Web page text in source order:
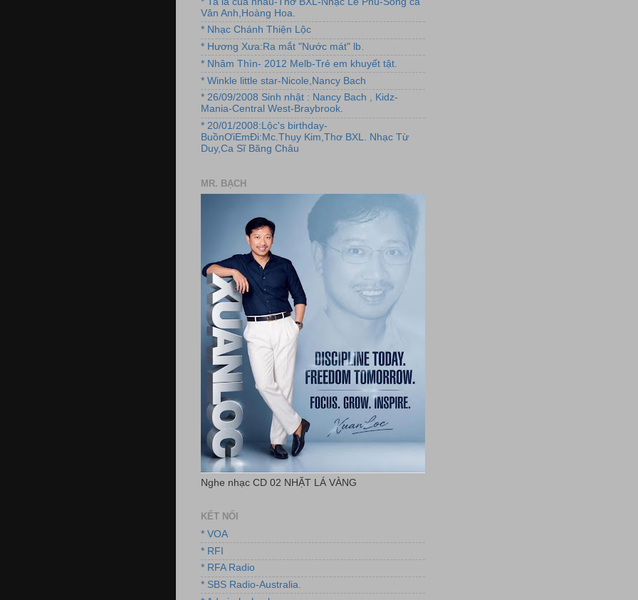
Vân Anh,Hoàng Hoa.
* Nhạc Chánh Thiện Lộc
* Hương Xưa:Ra mắt "Nước mát" lb.
* Nhâm Thìn- 2012 Melb-Trẻ em khuyết tật.
* Winkle little star-Nicole,Nancy Bach
* 26/09/2008 Sinh nhật : Nancy Bach , Kidz-
Mania-Central West-Braybrook.
* 20/01/2008:Lộc's birthday-
BuồnƠiEmĐi:Mc.Thụy Kim,Thơ BXL. Nhạc Từ
Duy,Ca Sĩ Băng Châu
MR. BẠCH
Nghe nhạc CD 02 NHẶT LÁ VÀNG
KẾT NỐI
* VOA
* RFI
* RFA Radio
* SBS Radio-Australia.